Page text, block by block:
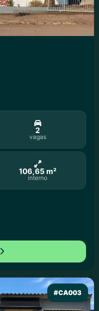
2
vagas
106,65 m²
interno
#CA003